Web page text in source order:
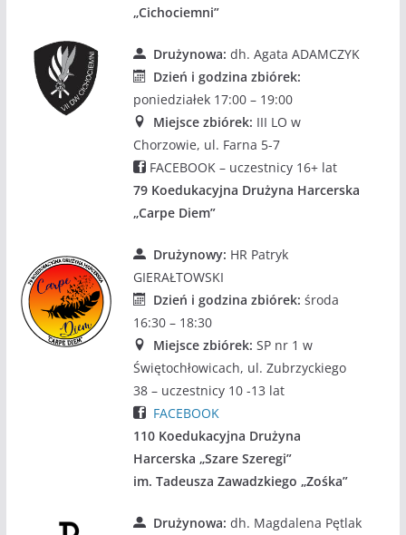
„Cichociemni”
Drużynowa: dh. Agata ADAMCZYK
Dzień i godzina zbiórek:
poniedziałek 17:00 – 19:00
Miejsce zbiórek: III LO w
Chorzowie, ul. Farna 5-7
FACEBOOK – uczestnicy 16+ lat
79 Koedukacyjna Drużyna Harcerska
„Carpe Diem”
Drużynowy: HR Patryk
GIERAŁTOWSKI
Dzień i godzina zbiórek: środa
16:30 – 18:30
Miejsce zbiórek: SP nr 1 w
Świętochłowicach, ul. Zubrzyckiego
38 – uczestnicy 10 -13 lat
FACEBOOK
110 Koedukacyjna Drużyna
Harcerska „Szare Szeregi”
im. Tadeusza Zawadzkiego „Zośka”
Drużynowa: dh. Magdalena Pętlak